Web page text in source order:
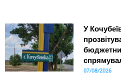
У
07/08/2026